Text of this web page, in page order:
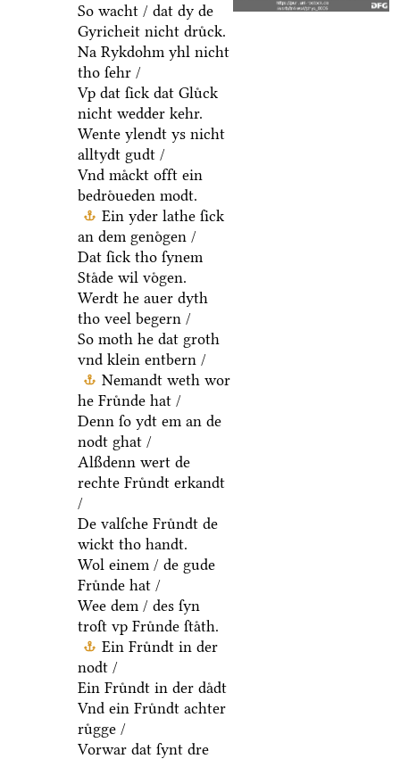
So wacht / dat dy de
Gyricheit nicht druͤck.
Na Rykdohm yhl nicht
tho ſehr /
Vp dat ſick dat Gluͤck
nicht wedder kehr.
Wente ylendt ys nicht
alltydt gudt /
Vnd maͤckt offt ein
bedroͤueden modt.
Ein yder lathe ſick
an dem genoͤgen /
Dat ſick tho ſynem
Staͤde wil voͤgen.
Werdt he auer dyth
tho veel begern /
So moth he dat groth
vnd klein entbern /
Nemandt weth wor
he Fruͤnde hat /
Denn ſo ydt em an de
nodt ghat /
Alßdenn wert de
rechte Fruͤndt erkandt
/
De valſche Fruͤndt de
wickt tho handt.
Wol einem / de gude
Fruͤnde hat /
Wee dem / des ſyn
troſt vp Fruͤnde ſtaͤth.
Ein Fruͤndt in der
nodt /
Ein Fruͤndt in der daͤdt
Vnd ein Fruͤndt achter
ruͤgge /
Vorwar dat ſynt dre